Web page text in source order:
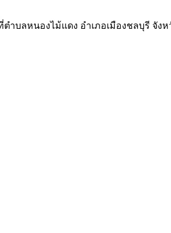
ำบลหนองไม้แดง อำเภอเมืองชลบุรี จัง